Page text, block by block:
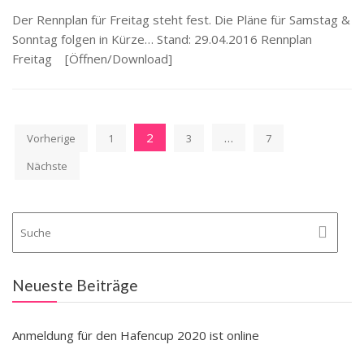
Der Rennplan für Freitag steht fest. Die Pläne für Samstag &
Sonntag folgen in Kürze… Stand: 29.04.2016 Rennplan
Freitag [Öffnen/Download]
Beitragsnavigation
Vorherige 1 2 3 …
7
Nächste
Neueste Beiträge
Anmeldung für den Hafencup 2020 ist online